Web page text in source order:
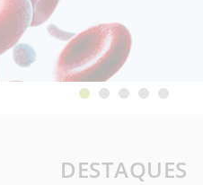
DESTAQUES